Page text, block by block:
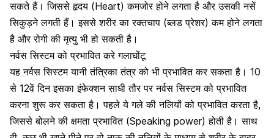
सकते हैं। जिससे हृदय (Heart) कमजोर होने लगता है और उसकी नसें
सिकुड़ने लगती हैं। इससे शरीर कारक्तचाप (ब्लड प्रेशर) कम होने लगता
है और रोगी की मृत्यु भी हो सकती है।
नर्वस सिस्टम को प्रभावित करे गलाघोंटू
यहनर्वस सिस्टम यानी तंत्रिका तंत्रको भी प्रभावित कर सकता है। 10
से 12वें दिन इसका इंफेक्शन साधी तौर पर नर्वस सिस्टम को प्रभावित
करना शुरू कर सकता है। पहले ये गले की नलियों को प्रभावित करता है,
जिससे बोलने की क्षमता प्रभावित (Speaking power) होती है। साथ